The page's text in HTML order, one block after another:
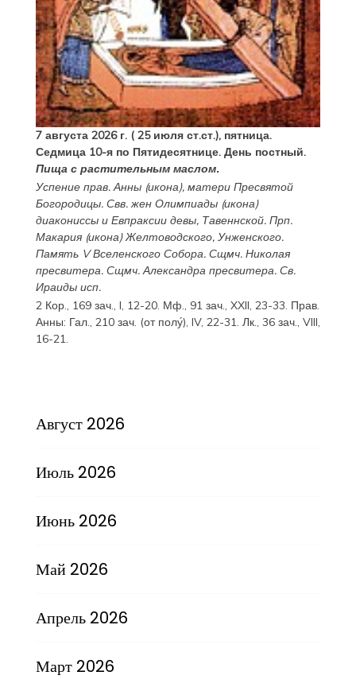
7 августа 2026 г. ( 25 июля ст.ст.), пятница.
Седмица 10-я по Пятидесятнице. День постный.
Пища с растительным маслом.
Успение прав.Анны(икона), матери Пресвятой
Богородицы. Свв. жен Олимпиады(икона)
диакониссы и Евпраксиидевы, Тавеннской. Прп.
Макария(икона) Желтоводского, Унженского.
Память V Вселенского Собора. Сщмч. Николая
пресвитера. Сщмч.Александрапресвитера. Св.
Ираидыисп.
2 Кор., 169 зач., I, 12-20. Мф., 91 зач., XXII, 23-33. Прав.
Анны: Гал., 210 зач. (от полу́), IV, 22-31. Лк., 36 зач., VIII,
16-21.
Август 2026
Июль 2026
Июнь 2026
Май 2026
Апрель 2026
Март 2026